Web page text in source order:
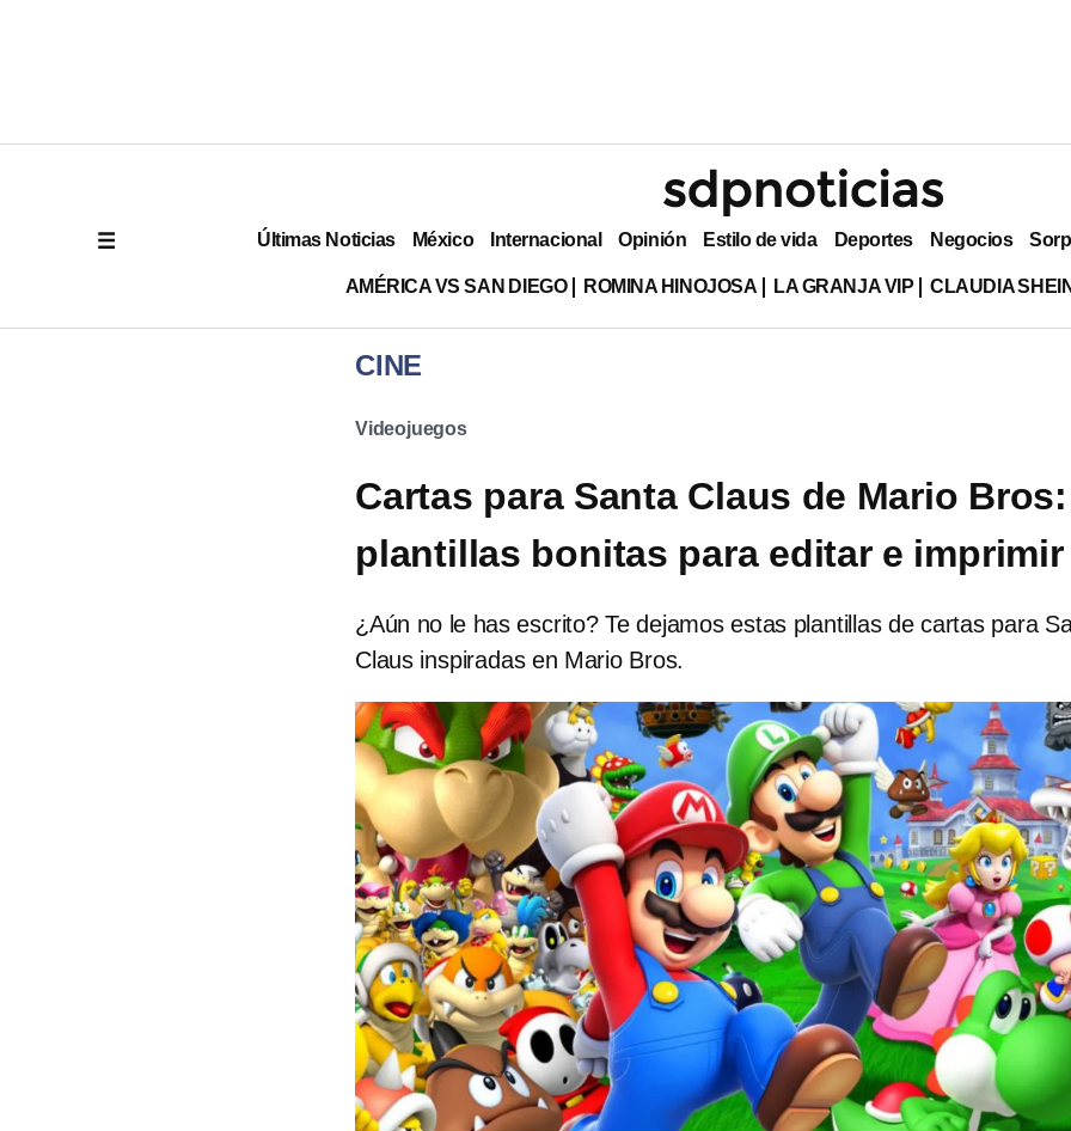
Últimas Noticias México Internacional Opinión Estilo de vida Deportes Negocios
AMÉRICA VS SAN DIEGO ROMINA HINOJOSA LA GRANJA VIP CLAUDIA
CINE
Videojuegos
Cartas para Santa Claus de Mario
plantillas bonitas para editar e imprimir
¿Aún no le has escrito? Te dejamos estas plantillas de cartas para
Claus inspiradas en Mario Bros.